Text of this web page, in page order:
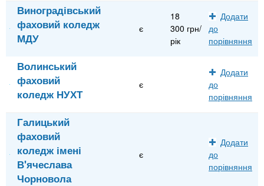
Виноградівський
фаховий коледж
МДУ
є
18
300 грн/
рік
Додати
до
порівняння
Волинський
фаховий
коледж НУХТ
є
Додати
до
порівняння
Галицький
фаховий
коледж імені
В'ячеслава
Чорновола
є
Додати
до
порівняння